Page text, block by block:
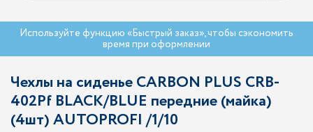
Используйте функцию «Быстрый заказ», чтобы сэкономить
время при оформлении
Чехлы на сиденье CARBON PLUS CRB-
402Pf BLACK/BLUE передние (майка)
(4шт) AUTOPROFI /1/10